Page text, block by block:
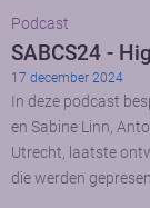
Podcast
SABCS24 -
17 december 2024
In deze podcast
en Sabine Linn,
Utrecht, laatste
die werden